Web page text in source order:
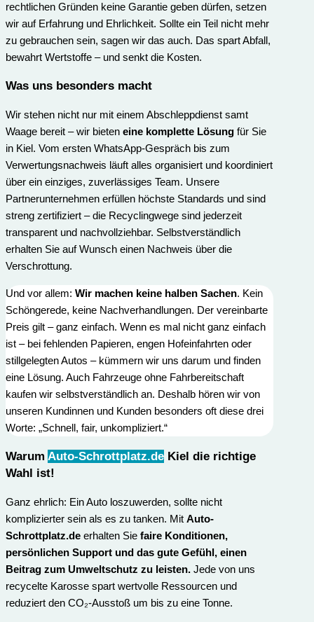
rechtlichen Gründen keine Garantie geben dürfen, setzen
wir auf Erfahrung und Ehrlichkeit. Sollte ein Teil nicht mehr
zu gebrauchen sein, sagen wir das auch. Das spart Abfall,
bewahrt Wertstoffe – und senkt die Kosten.
Was uns besonders macht
Wir stehen nicht nur mit einem Abschleppdienst samt
Waage bereit – wir bieten eine komplette Lösung für Sie
in Kiel. Vom ersten WhatsApp-Gespräch bis zum
Verwertungs­nachweis läuft alles organisiert und koordiniert
über ein einziges, zuverlässiges Team. Unsere
Partnerunternehmen erfüllen höchste Standards und sind
streng zertifiziert – die Recyclingwege sind jederzeit
transparent und nachvollziehbar. Selbstverständlich
erhalten Sie auf Wunsch einen Nachweis über die
Verschrottung.
Und vor allem: Wir machen keine halben Sachen. Kein
Schöngerede, keine Nachverhandlungen. Der vereinbarte
Preis gilt – ganz einfach. Wenn es mal nicht ganz einfach
ist – bei fehlenden Papieren, engen Hofeinfahrten oder
stillgelegten Autos – kümmern wir uns darum und finden
eine Lösung. Auch Fahrzeuge ohne Fahrbereitschaft
kaufen wir selbstverständlich an. Deshalb hören wir von
unseren Kundinnen und Kunden besonders oft diese drei
Worte: „Schnell, fair, unkompliziert.“
Warum Auto-Schrottplatz.de Kiel die richtige
Wahl ist!
Ganz ehrlich: Ein Auto loszuwerden, sollte nicht
komplizierter sein als es zu tanken. Mit Auto-
Schrottplatz.de erhalten Sie faire Konditionen,
persönlichen Support und das gute Gefühl, einen
Beitrag zum Umweltschutz zu leisten. Jede von uns
recycelte Karosse spart wertvolle Ressourcen und
reduziert den CO₂-Ausstoß um bis zu eine Tonne.